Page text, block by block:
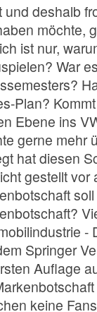
und deshalb
möchte,
ist nur,
War
Plan?
Ebene ins
gerne mehr
hat diesen
gestellt vor
-
Springer
Auflage
keine